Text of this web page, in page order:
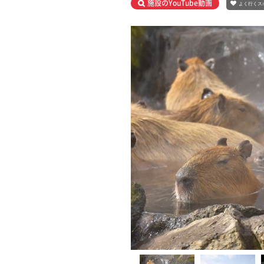
施設のYouTube動画 よく行くス